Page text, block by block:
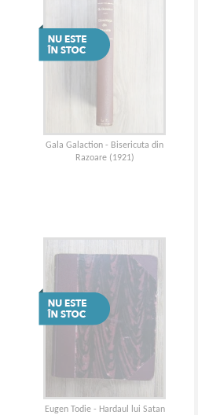
Gala Galaction - Bisericuta din
Razoare (1921)
Eugen Todie - Hardaul lui Satan